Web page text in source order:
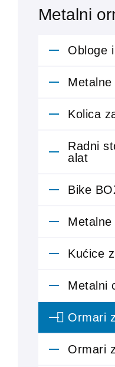
Metalni
Obloge
Metalne
Kolica
Radni
alat
Bike
Kućice
Metalni
Ormari
Ormari